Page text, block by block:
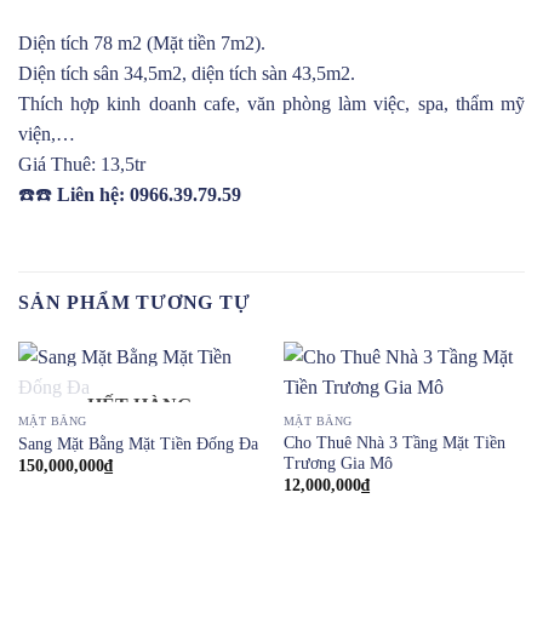
Diện tích 78 m2 (Mặt tiền 7m2).
Diện tích sân 34,5m2, diện tích sàn 43,5m2.
Thích hợp kinh doanh cafe, văn phòng làm việc, spa, thẩm mỹ
viện,…
Giá Thuê: 13,5tr
☎️☎️ Liên hệ: 0966.39.79.59
SẢN PHẨM TƯƠNG TỰ
HẾT HÀNG
MẶT BẰNG
Sang Mặt Bằng Mặt Tiền Đống Đa
150,000,000₫
MẶT BẰNG
Cho Thuê Nhà 3 Tầng Mặt Tiền
Trương Gia Mô
12,000,000₫